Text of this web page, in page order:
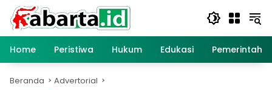
Langsung
konten
Home
Peristiwa Hukum Edukasi
Beranda Advertorial